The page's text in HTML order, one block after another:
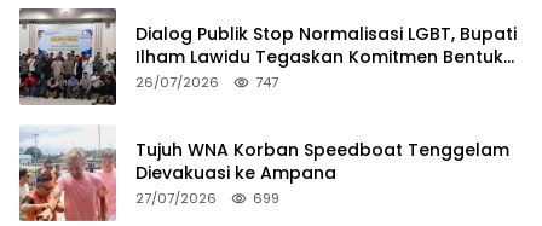
Dialog Publik Stop Normalisasi LGBT, Bupati
Ilham Lawidu Tegaskan Komitmen Bentuk
Tim Khusus Regulasi Daerah
26/07/2026 747
Tujuh WNA Korban Speedboat Tenggelam
Dievakuasi ke Ampana
27/07/2026 699